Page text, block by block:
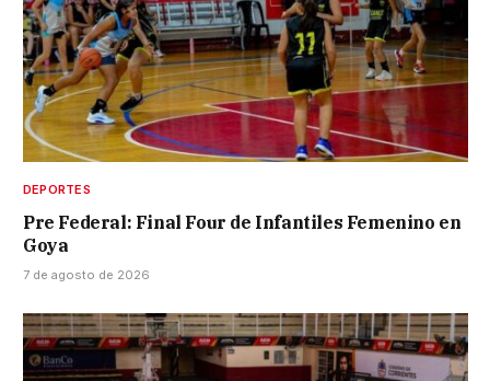
DEPORTES
Pre Federal: Final Four de Infantiles Femenino en
Goya
7 de agosto de 2026